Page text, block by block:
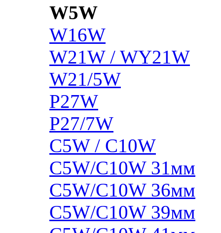
W5W
W16W
W21W / WY21W
W21/5W
P27W
P27/7W
C5W / C10W
C5W/C10W 31мм
C5W/C10W 36мм
C5W/C10W 39мм